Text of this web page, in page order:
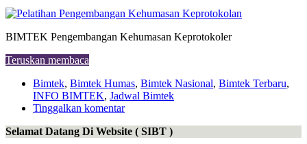
BIMTEK Pengembangan Kehumasan Keprotokoler
Teruskan membaca
Bimtek, Bimtek Humas, Bimtek Nasional, Bimtek Terbaru,
INFO BIMTEK, Jadwal Bimtek
Tinggalkan komentar
Selamat Datang Di Website ( SIBT )